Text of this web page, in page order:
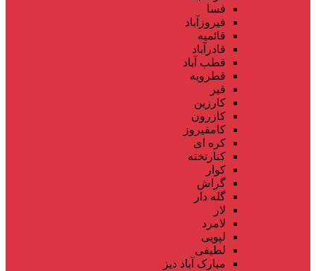
فسا
فیروزآباد
قائمیه
قادرآباد
قطب آباد
قطرویه
قیر
کارزین
کازرون
کامفیروز
کره ای
کنارتخته
کوار
گراش
گله دار
لار
لامرد
لپویی
لطیفی
مبارک آباد دیز